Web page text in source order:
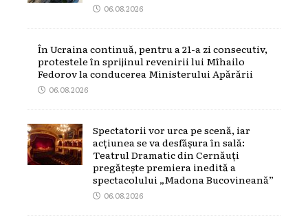
06.08.2026
În Ucraina continuă, pentru a 21-a zi consecutiv,
protestele în sprijinul revenirii lui Mîhailo
Fedorov la conducerea Ministerului Apărării
06.08.2026
Spectatorii vor urca pe scenă, iar
acțiunea se va desfășura în sală:
Teatrul Dramatic din Cernăuți
pregătește premiera inedită a
spectacolului „Madona Bucovineană”
06.08.2026